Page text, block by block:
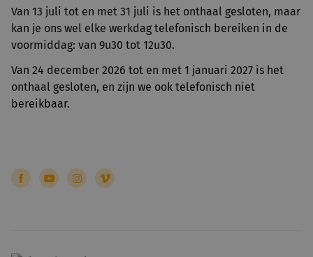
Van 13 juli tot en met 31 juli is het onthaal gesloten, maar
kan je ons wel elke werkdag telefonisch bereiken in de
voormiddag: van 9u30 tot 12u30.
Van 24 december 2026 tot en met 1 januari 2027 is het
onthaal gesloten, en zijn we ook telefonisch niet
bereikbaar.